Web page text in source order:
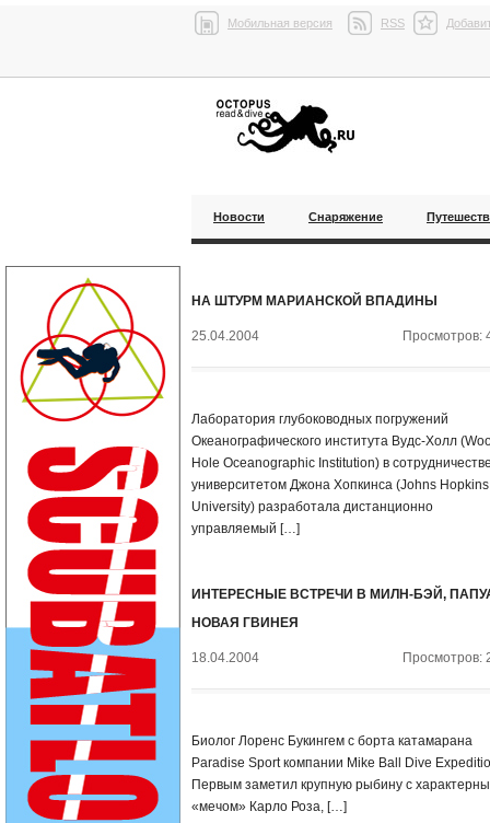
Мобильная версия RSS
Новости Снаряжение
НА ШТУРМ МАРИАНСКОЙ ВПАДИНЫ
25.04.2004 Просмотров:
Лаборатория глубоководных погружений
Океанографического института Вудс-Холл
Hole Oceanographic Institution) в
университетом Джона Хопкинса (Johns Hopkins
University) разработала дистанционно
управляемый […]
ИНТЕРЕСНЫЕ ВСТРЕЧИ В МИЛН-БЭЙ,
НОВАЯ ГВИНЕЯ
18.04.2004 Просмотров:
Биолог Лоренс Букингем с борта катамарана
Paradise Sport компании Mike Ball Dive
Первым заметил крупную рыбину с
«мечом» Карло Роза, […]